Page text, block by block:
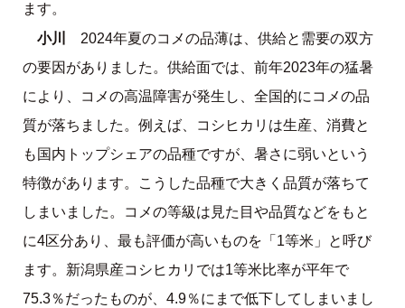
ます。
小川
2024年夏のコメの品薄は、供給と需要の双方
の要因がありました。供給面では、前年2023年の猛暑
により、コメの高温障害が発生し、全国的にコメの品
質が落ちました。例えば、コシヒカリは生産、消費と
も国内トップシェアの品種ですが、暑さに弱いという
特徴があります。こうした品種で大きく品質が落ちて
しまいました。コメの等級は見た目や品質などをもと
に4区分あり、最も評価が高いものを「1等米」と呼び
ます。新潟県産コシヒカリでは1等米比率が平年で
75.3％だったものが、4.9％にまで低下してしまいまし